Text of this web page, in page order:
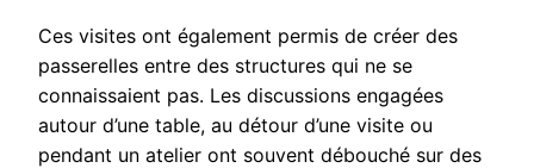
Ces visites ont également permis de créer des
passerelles entre des structures qui ne se
connaissaient pas. Les discussions engagées
autour d’une table, au détour d’une visite ou
pendant un atelier ont souvent débouché sur des